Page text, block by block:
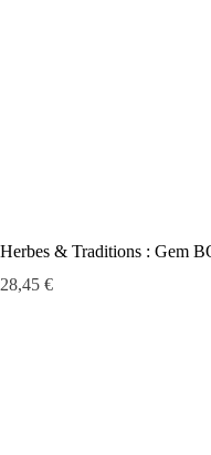
Herbes & Traditions : Gem
Prix
28,45 €